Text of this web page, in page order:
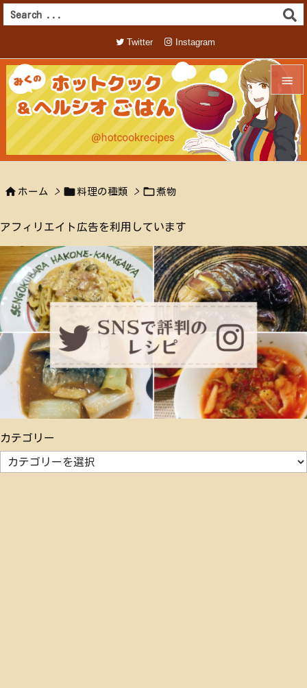


メニュ

サイド
Twitter Instagram
 ホーム >  料理の種類 > 煮物
アフィリエイト広告を利用しています
カテゴリー
テ